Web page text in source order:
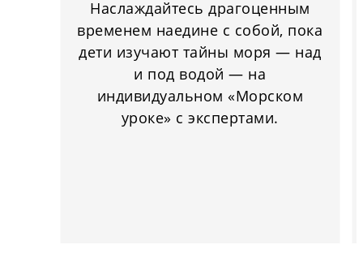
Наслаждайтесь драгоценным
временем наедине с собой, пока
дети изучают тайны моря — над
и под водой — на
индивидуальном «Морском
уроке» с экспертами.